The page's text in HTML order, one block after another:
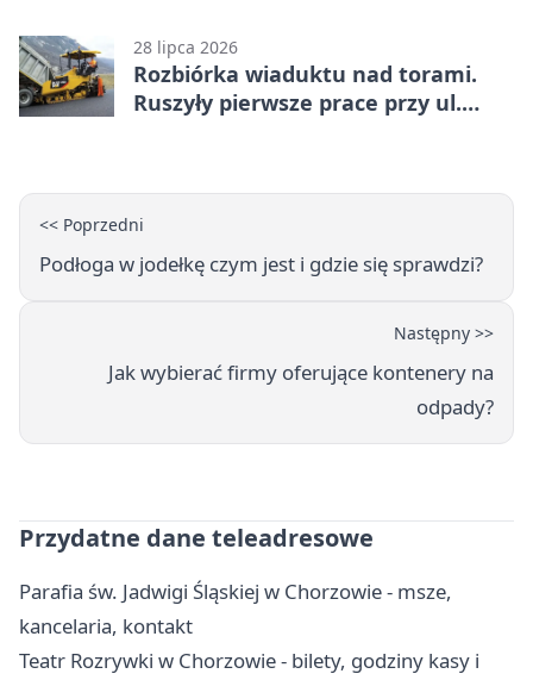
28 lipca 2026
Rozbiórka wiaduktu nad torami.
Ruszyły pierwsze prace przy ul.
<< Poprzedni
Podłoga w jodełkę czym jest i gdzie się sprawdzi?
Następny >>
Jak wybierać firmy oferujące kontenery na
odpady?
Przydatne dane teleadresowe
Parafia św. Jadwigi Śląskiej w Chorzowie - msze,
kancelaria, kontakt
Teatr Rozrywki w Chorzowie - bilety, godziny kasy i